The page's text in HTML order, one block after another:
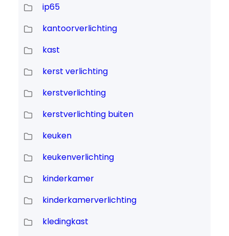
ip65
kantoorverlichting
kast
kerst verlichting
kerstverlichting
kerstverlichting buiten
keuken
keukenverlichting
kinderkamer
kinderkamerverlichting
kledingkast